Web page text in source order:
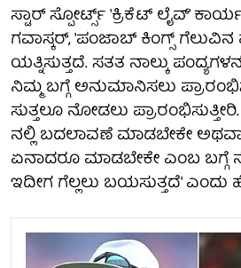
ಸ್ಟಾರ್ ಸ್ಪೋರ್ಟ್ಸ್ 'ಕ್ರಿಕೆಟ್ ಲೈವ್'
ಗವಾಸ್ಕರ್, 'ಪಂಜಾಬ್ ಕಿಂಗ್ಸ್
ಯತ್ನಿಸುತ್ತದೆ. ಸತತ ನಾಲ್ಕು
ನಿಮ್ಮ ಬಗ್ಗೆ ಅನುಮಾನಿಸಲು
ಸುತ್ತಲೂ ನೋಡಲು
ನಲ್ಲಿ ಬದಲಾವಣೆ ಮಾಡಬೇಕೇ
ಏನಾದರೂ ಮಾಡಬೇಕೇ ಎಂಬ ಬಗ್ಗೆ
ಇದೀಗ ಗೆಲ್ಲಲು ಬಯಸುತ್ತದೆ' ಎಂದು